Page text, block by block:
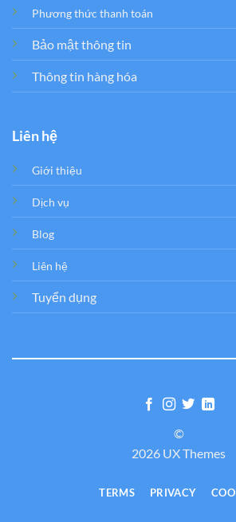
Phương thức thanh toán
Bảo mật thông tin
Thông tin hàng hóa
Liên hệ
Giới thiệu
Dịch vụ
Blog
Liên hệ
Tuyển dụng
©
2026 UX Themes
TERMS PRIVACY